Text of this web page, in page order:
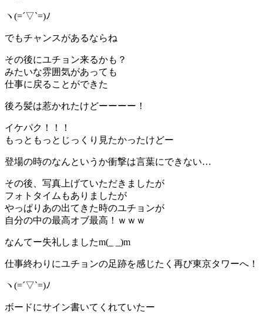
ヽ(=´▽`=)ﾉ
でもチャンスがあるならね
その後にユチョン来るかも？
みたいな雰囲気があっても
仕事に戻ることができた
後ろ髪は惹かれたけどーーーー！
イケパク！！！
もっともっとじっくり見たかったけどー
登場の時のなんというか衝撃は言葉にできない…
その後、写真上げていただきましたが
フォトタイムもありましたが
やっぱりあの出てきた時のユチョンが
自分の中の最高オブ最高！ｗｗｗ
なんてー失礼しましたm(_ _)m
仕事終わりにユチョンの足跡を感じたく再び東京タワーへ！
ヽ(=´▽`=)ﾉ
ボードにサイン書いてくれていたー